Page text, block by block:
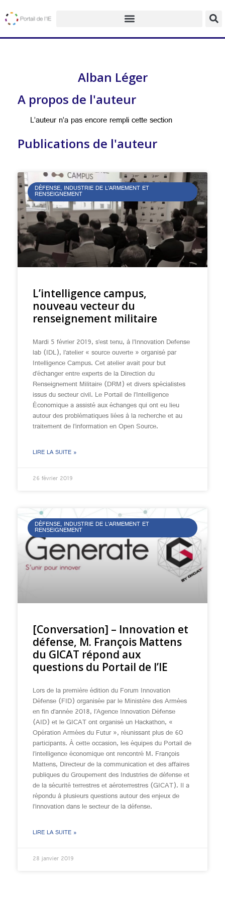
Alban Léger
A propos de l'auteur
L’auteur n’a pas encore rempli cette section
Publications de l'auteur
DÉFENSE, INDUSTRIE DE L’ARMEMENT ET
RENSEIGNEMENT
L’intelligence campus,
nouveau vecteur du
renseignement militaire
Mardi 5 février 2019, s’est tenu, à l’Innovation Defense
lab (IDL), l’atelier « source ouverte » organisé par
Intelligence Campus. Cet atelier avait pour but
d’échanger entre experts de la Direction du
Renseignement Militaire (DRM) et divers spécialistes
issus du secteur civil. Le Portail de l’Intelligence
Économique a assisté aux échanges qui ont eu lieu
autour des problématiques liées à la recherche et au
traitement de l’information en Open Source.
LIRE LA SUITE »
26 février 2019
DÉFENSE, INDUSTRIE DE L’ARMEMENT ET
RENSEIGNEMENT
[Conversation] – Innovation et
défense, M. François Mattens
du GICAT répond aux
questions du Portail de l’IE
Lors de la première édition du Forum Innovation
Défense (FID) organisée par le Ministère des Armées
en fin d’année 2018, l’Agence Innovation Défense
(AID) et le GICAT ont organisé un Hackathon, «
Opération Armées du Futur », réunissant plus de 60
participants. À cette occasion, les équipes du Portail de
l’intelligence économique ont rencontré M. François
Mattens, Directeur de la communication et des affaires
publiques du Groupement des Industries de défense et
de la sécurité terrestres et aéroterrestres (GICAT). Il a
répondu à plusieurs questions autour des enjeux de
l’innovation dans le secteur de la défense.
LIRE LA SUITE »
28 janvier 2019